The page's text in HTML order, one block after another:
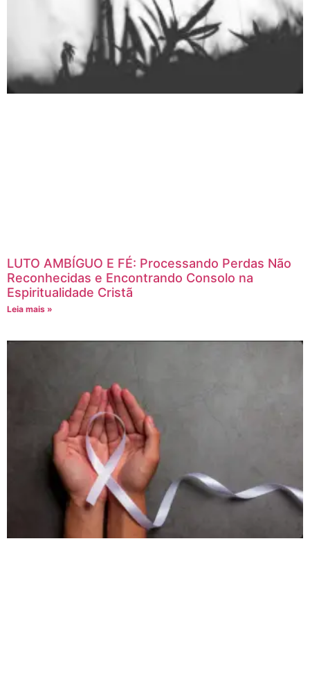
LUTO AMBÍGUO E FÉ: Processando Perdas Não
Reconhecidas e Encontrando Consolo na
Espiritualidade Cristã
Leia mais »